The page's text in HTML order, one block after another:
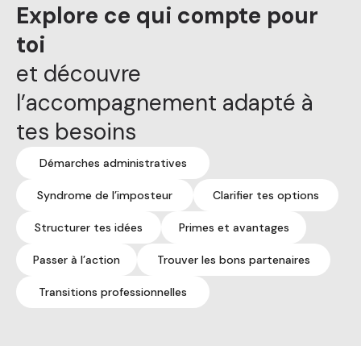
Explore ce qui compte pour
toi
et découvre
l’accompagnement adapté à
tes besoins
Démarches administratives
Syndrome de l’imposteur Clarifier tes options
Structurer tes idées Primes et avantages
Passer à l’action Trouver les bons partenaires
Transitions professionnelles